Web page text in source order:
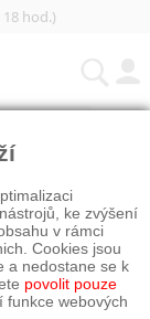
hod.)
ke zvýšení
v rámci
Cookies jsou
a nedostane se k
povolit pouze
funkce webových